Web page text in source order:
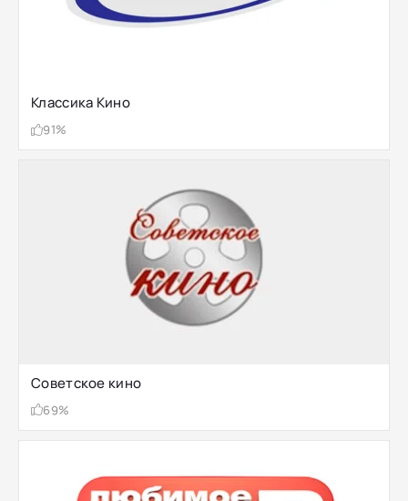
Классика Кино
91%
Советское кино
69%